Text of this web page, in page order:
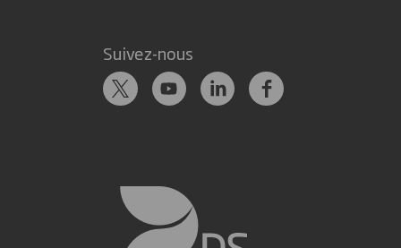
Suivez-nous